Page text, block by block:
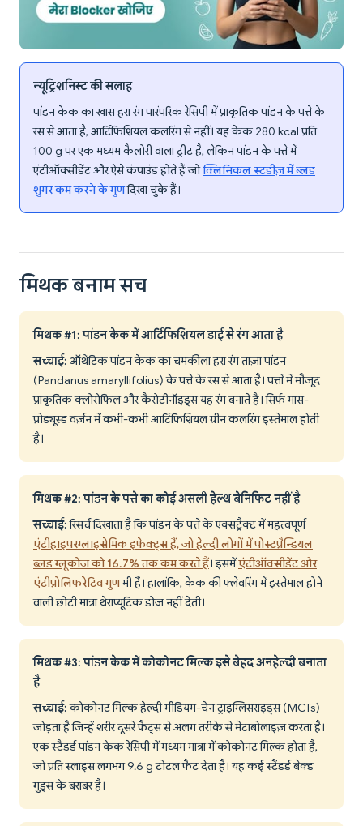
न्यूट्रिशनिस्ट की सलाह
पांडन केक का खास हरा रंग पारंपरिक रेसिपी में प्राकृतिक पांडन के पत्ते के
रस से आता है, आर्टिफिशियल कलरिंग से नहीं। यह केक 280 kcal प्रति
100 g पर एक मध्यम कैलोरी वाला ट्रीट है, लेकिन पांडन के पत्ते में
एंटीऑक्सीडेंट और ऐसे कंपाउंड होते हैं जोक्लिनिकल स्टडीज़ में ब्लड
शुगर कम करने के गुणदिखा चुके हैं।
मिथक बनाम सच
मिथक #1: पांडन केक में आर्टिफिशियल डाई से रंग आता है
सच्चाई: ऑथेंटिक पांडन केक का चमकीला हरा रंग ताज़ा पांडन
(Pandanus amaryllifolius) के पत्ते के रस से आता है। पत्तों में मौजूद
प्राकृतिक क्लोरोफिल और कैरोटीनॉइड्स यह रंग बनाते हैं। सिर्फ मास-
प्रोड्यूस्ड वर्ज़न में कभी-कभी आर्टिफिशियल ग्रीन कलरिंग इस्तेमाल होती
है।
मिथक #2: पांडन के पत्ते का कोई असली हेल्थ बेनिफिट नहीं है
सच्चाई:रिसर्च दिखाता है कि पांडन के पत्ते के एक्सट्रैक्ट में महत्वपूर्ण
एंटीहाइपरग्लाइसेमिक इफेक्ट्स हैं, जो हेल्दी लोगों में पोस्टप्रैन्डियल
ब्लड ग्लूकोज को 16.7% तक कम करते हैं। इसमेंएंटीऑक्सीडेंट और
एंटीप्रोलिफरेटिव गुणभी हैं। हालांकि, केक की फ्लेवरिंग में इस्तेमाल होने
वाली छोटी मात्रा थेराप्यूटिक डोज़ नहीं देती।
मिथक #3: पांडन केक में कोकोनट मिल्क इसे बेहद अनहेल्दी बनाता
है
सच्चाई:कोकोनट मिल्क हेल्दी मीडियम-चेन ट्राइग्लिसराइड्स (MCTs)
जोड़ता है जिन्हें शरीर दूसरे फैट्स से अलग तरीके से मेटाबोलाइज़ करता है।
एक स्टैंडर्ड पांडन केक रेसिपी में मध्यम मात्रा में कोकोनट मिल्क होता है,
जो प्रति स्लाइस लगभग 9.6 g टोटल फैट देता है। यह कई स्टैंडर्ड बेक्ड
गुड्स के बराबर है।